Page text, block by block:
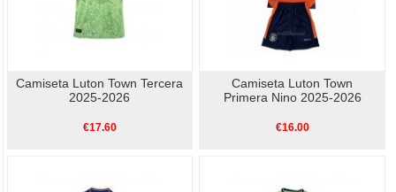
Camiseta Luton Town Tercera
2025-2026
€17.60
Camiseta Luton Town
Primera Nino 2025-2026
€16.00